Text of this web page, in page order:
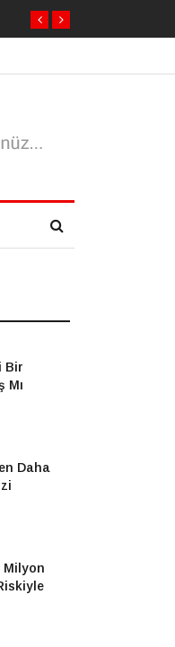
Bir
Mı
Daha
Milyon